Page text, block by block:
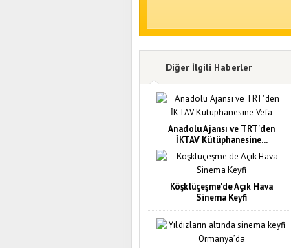
Diğer İlgili Haberler
Anadolu Ajansı ve TRT'den
İKTAV Kütüphanesine...
Köşklüçeşme'de Açık Hava
Sinema Keyfi